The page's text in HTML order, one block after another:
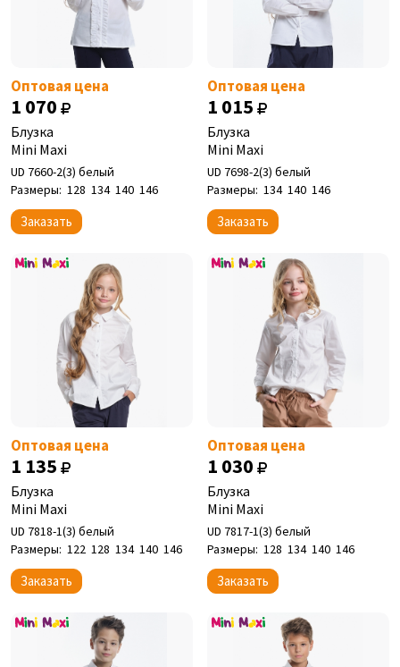
Оптовая цена
1 070
Блузка
Mini Maxi
UD 7660-2(3) белый
Размеры: 128 134 140 146
Заказать
Оптовая цена
1 015
Блузка
Mini Maxi
UD 7698-2(3) белый
Размеры: 134 140 146
Заказать
Оптовая цена
1 135
Блузка
Mini Maxi
UD 7818-1(3) белый
Размеры: 122 128 134 140 146
Заказать
Оптовая цена
1 030
Блузка
Mini Maxi
UD 7817-1(3) белый
Размеры: 128 134 140 146
Заказать